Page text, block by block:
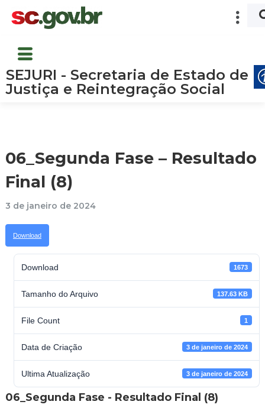
SEJURI - Secretaria de Estado de
Justiça e Reintegração Social
06_Segunda Fase – Resultado
Final (8)
3 de janeiro de 2024
Download
Download 1673
Tamanho do Arquivo 137.63 KB
File Count 1
Data de Criação 3 de janeiro de 2024
Ultima Atualização 3 de janeiro de 2024
06_Segunda Fase - Resultado Final (8)